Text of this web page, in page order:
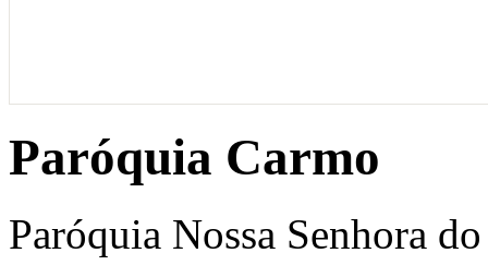
Paróquia Carmo
Paróquia Nossa Senhora